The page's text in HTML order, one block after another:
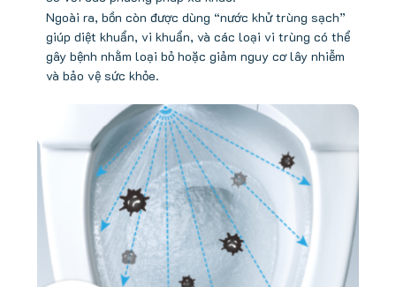
Ngoài ra, bồn còn được dùng “nước khử trùng sạch”
giúp diệt khuẩn, vi khuẩn, và các loại vi trùng có thể
gây bệnh nhằm loại bỏ hoặc giảm nguy cơ lây nhiễm
và bảo vệ sức khỏe.